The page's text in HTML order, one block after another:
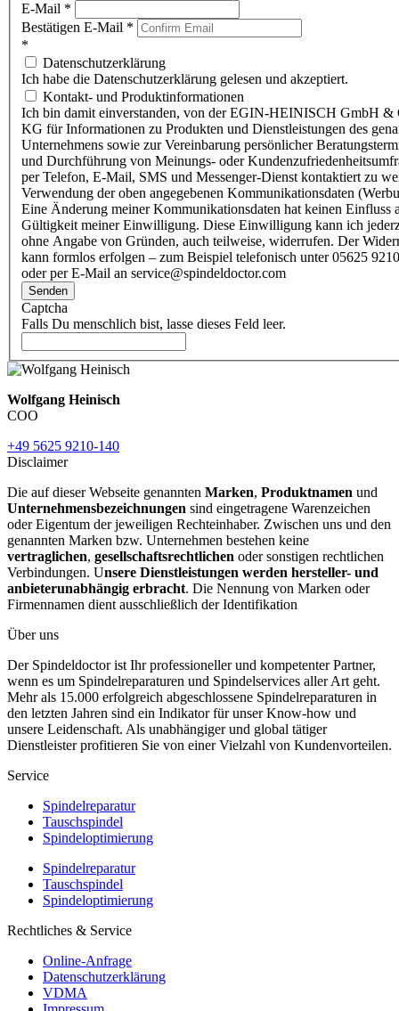
E-Mail *
Bestätigen E-Mail *
*
Datenschutzerklärung
Ich habe die Datenschutzerklärung gelesen und akzeptiert.
Kontakt- und Produktinformationen
Ich bin damit einverstanden, von der EGIN-HEINISCH GmbH &
KG für Informationen zu Produkten und Dienstleistungen des
Unternehmens sowie zur Vereinbarung persönlicher
und Durchführung von Meinungs- oder
per Telefon, E-Mail, SMS und Messenger-Dienst kontaktiert zu
Verwendung der oben angegebenen Kommunikationsdaten
Eine Änderung meiner Kommunikationsdaten hat keinen Einfluss
Gültigkeit meiner Einwilligung. Diese Einwilligung kann ich
ohne Angabe von Gründen, auch teilweise, widerrufen. Der
kann formlos erfolgen – zum Beispiel telefonisch unter 05625
oder per E-Mail an service@spindeldoctor.com
Senden
Captcha
Falls Du menschlich bist, lasse dieses Feld leer.
Wolfgang Heinisch
COO
+49 5625 9210-140
Disclaimer
Die auf dieser Webseite genannten Marken, Produktnamen und
Unternehmensbezeichnungen sind eingetragene Warenzeichen
oder Eigentum der jeweiligen Rechteinhaber. Zwischen uns und den
genannten Marken bzw. Unternehmen bestehen keine
vertraglichen, gesellschaftsrechtlichen oder sonstigen rechtlichen
Verbindungen. Unsere Dienstleistungen werden hersteller- und
anbieterunabhängig erbracht. Die Nennung von Marken oder
Firmennamen dient ausschließlich der Identifikation
Über uns
Der Spindeldoctor ist Ihr professioneller und kompetenter Partner,
wenn es um Spindelreparaturen und Spindelservices aller Art geht.
Mehr als 15.000 erfolgreich abgeschlossene Spindelreparaturen in
den letzten Jahren sind ein Indikator für unser Know-how und
unsere Leidenschaft. Als unabhängiger und global tätiger
Dienstleister profitieren Sie von einer Vielzahl von Kundenvorteilen.
Service
Spindelreparatur
Tauschspindel
Spindeloptimierung
Spindelreparatur
Tauschspindel
Spindeloptimierung
Rechtliches & Service
Online-Anfrage
Datenschutzerklärung
VDMA